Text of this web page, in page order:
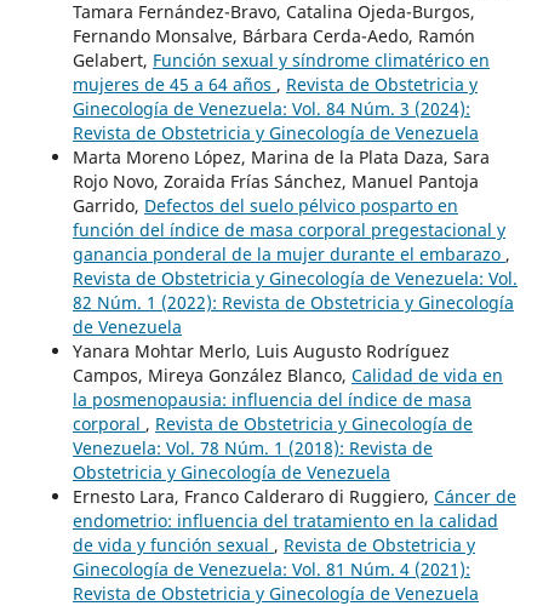
Tamara Fernández-Bravo, Catalina Ojeda-Burgos,
Fernando Monsalve, Bárbara Cerda-Aedo, Ramón
Gelabert, Función sexual y síndrome climatérico en
mujeres de 45 a 64 años , Revista de Obstetricia y
Ginecología de Venezuela: Vol. 84 Núm. 3 (2024):
Revista de Obstetricia y Ginecología de Venezuela
Marta Moreno López, Marina de la Plata Daza, Sara
Rojo Novo, Zoraida Frías Sánchez, Manuel Pantoja
Garrido, Defectos del suelo pélvico posparto en
función del índice de masa corporal pregestacional y
ganancia ponderal de la mujer durante el embarazo ,
Revista de Obstetricia y Ginecología de Venezuela: Vol.
82 Núm. 1 (2022): Revista de Obstetricia y Ginecología
de Venezuela
Yanara Mohtar Merlo, Luis Augusto Rodríguez
Campos, Mireya González Blanco, Calidad de vida en
la posmenopausia: influencia del índice de masa
corporal , Revista de Obstetricia y Ginecología de
Venezuela: Vol. 78 Núm. 1 (2018): Revista de
Obstetricia y Ginecología de Venezuela
Ernesto Lara, Franco Calderaro di Ruggiero, Cáncer de
endometrio: influencia del tratamiento en la calidad
de vida y función sexual , Revista de Obstetricia y
Ginecología de Venezuela: Vol. 81 Núm. 4 (2021):
Revista de Obstetricia y Ginecología de Venezuela